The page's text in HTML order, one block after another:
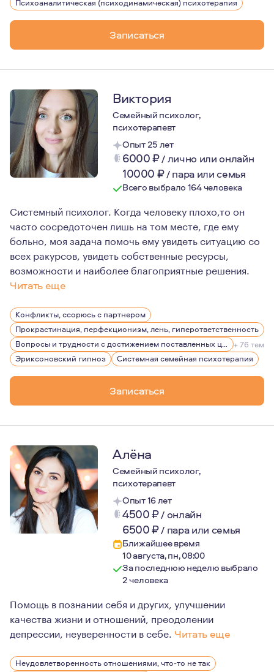
Есть возможность работать с людьми, проживающими
Психоаналитическая (психодинамическая) психотерапия
Записаться
Виктория
Семейный психолог,
психотерапевт
Опыт 25 лет
6000₽/лично или онлайн
10000₽/пара или семья
Всего выбрало 164 человека
Системный психолог. Когда человеку плохо,то он
часто сосредоточен лишь на том месте, где ему
больно, моя задача помочь ему увидеть ситуацию со
всех ракурсов, увидеть собственные ресурсы,
возможности и наиболее благоприятные решения.
Читать еще
Я люблю путешествовать, так как это меняет
Конфликты, ссорюсь с партнером
Прокрастинация, перфекционизм, лень, гиперответственность
Вопросы и трудности с достижением поставленных целей
+ 76 тем
Эриксоновский гипноз
Системная семейная психотерапия
Записаться
Алёна
Семейный психолог,
психотерапевт
Опыт 16 лет
4500₽/ онлайн
6500₽/ пара или семья
Ближайшее время
10 августа, пн, 08:00
За последнюю неделю выбрало
2 человека
Помощь в познании себя и других, улучшении
качества жизни и отношений, преодолении
депрессии, неуверенности в себе. Читать еще
Психолог высшей квалификационной категории.
Неудовлетворенность отношениями, что-то не так